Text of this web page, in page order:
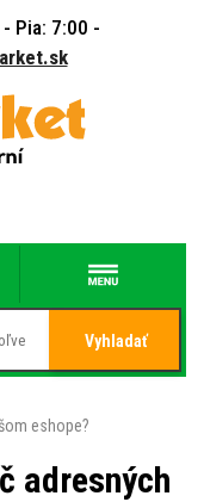
Pia: 7:00 -
Vyhladať
eshope?
adresných